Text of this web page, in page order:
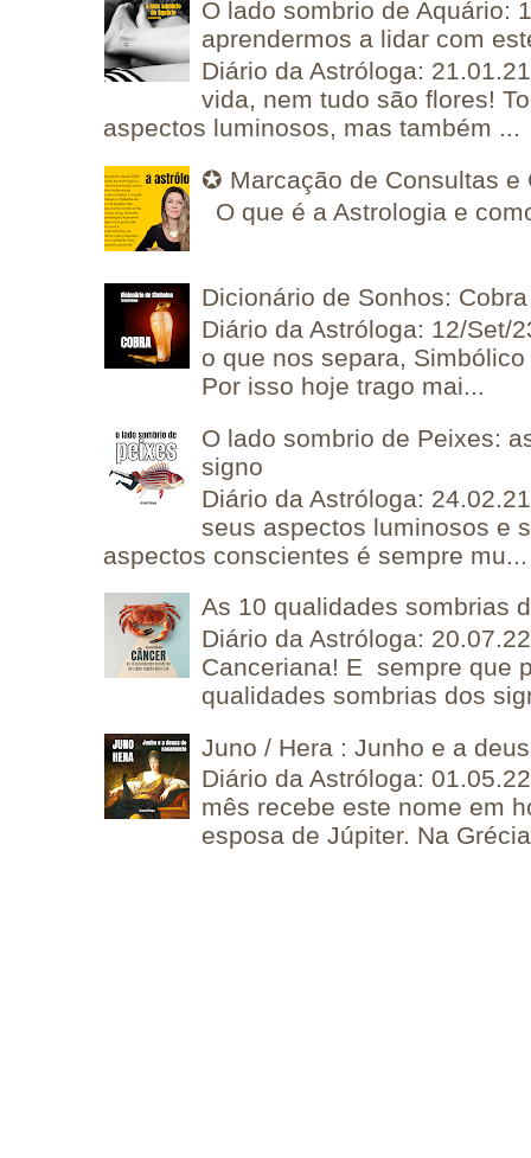
O lado sombrio de Aquário:
aprendermos a lidar com
Diário da Astróloga:
vida, nem tudo são flores!
aspectos luminosos, mas também ...
✪ Marcação de Consultas e
O que é a Astrologia e
Dicionário de Sonhos: Cobra
Diário da Astróloga: 12/Set/
o que nos separa,
Por isso hoje trago mai...
O lado sombrio de Peixes:
signo
Diário da Astróloga:
seus aspectos luminosos e
aspectos conscientes é sempre mu...
As 10 qualidades sombrias
Diário da Astróloga:
Canceriana! E sempre que
qualidades sombrias dos
Juno / Hera : Junho e a
Diário da Astróloga:
mês recebe este nome em
esposa de Júpiter. Na